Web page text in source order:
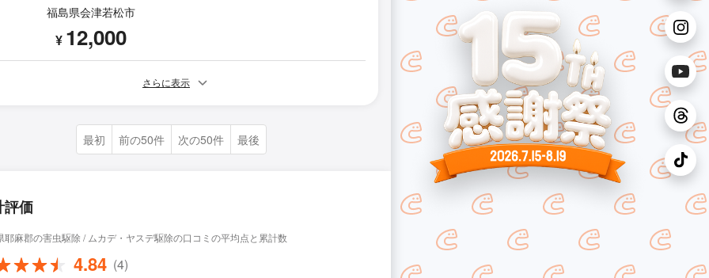
福島県会津若松市
¥ 12,000
さらに表示
最初 前の50件 次の50件 最後
評価
耶麻郡の害虫駆除 / ムカデ・ヤスデ駆除の口コミの平均点と累計数
4.84 (4)